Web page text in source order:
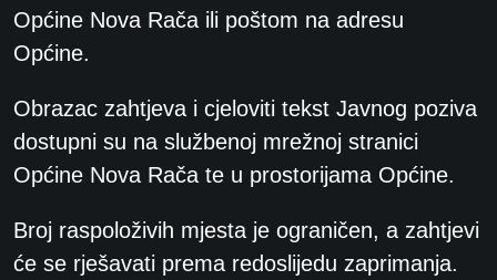
Općine Nova Rača ili poštom na adresu
Općine.
Obrazac zahtjeva i cjeloviti tekst Javnog poziva
dostupni su na službenoj mrežnoj stranici
Općine Nova Rača te u prostorijama Općine.
Broj raspoloživih mjesta je ograničen, a zahtjevi
će se rješavati prema redoslijedu zaprimanja.